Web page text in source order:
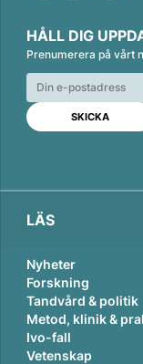
n
k
e
d
n
c
e
b
o
o
k
a
i
l
HÅLL DIG
Prenumerera på vårt
LÄS
Nyheter
Forskning
Tandvård & politik
Metod, klinik &
Ivo-fall
Vetenskap